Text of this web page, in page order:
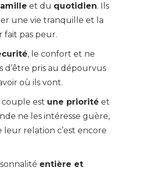
et du quotidien. Ils
une vie tranquille et la
pas peur.
, le confort et ne
d’être pris au dépourvus
où ils vont.
est une priorité et
ne les intéresse guère,
relation c’est encore
entière et